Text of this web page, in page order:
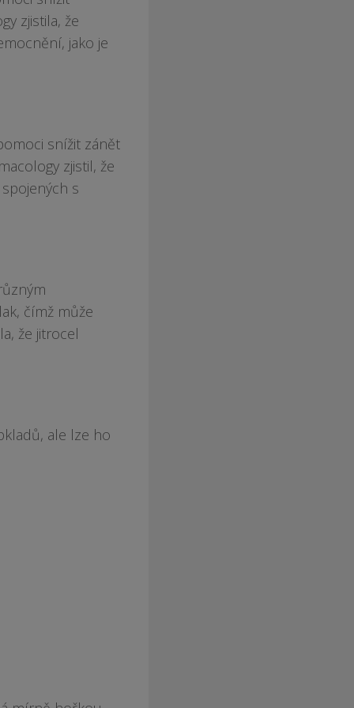
zjistila, že
jako je
snížit zánět
zjistil, že
s
čímž může
že jitrocel
ale lze ho